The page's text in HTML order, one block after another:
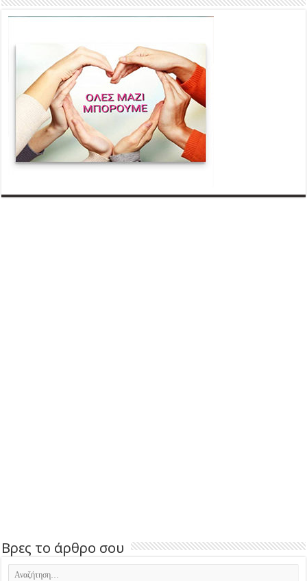
Βρες το άρθρο σου